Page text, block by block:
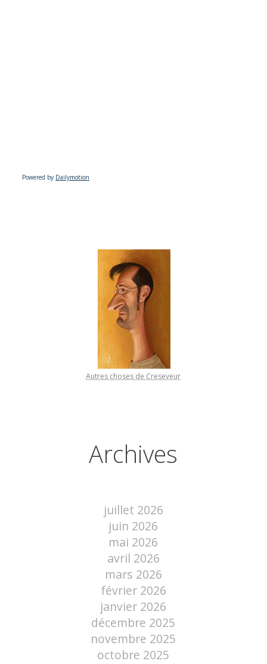
Powered by Dailymotion
Autres choses de Creseveur
Archives
juillet 2026
juin 2026
mai 2026
avril 2026
mars 2026
février 2026
janvier 2026
décembre 2025
novembre 2025
octobre 2025